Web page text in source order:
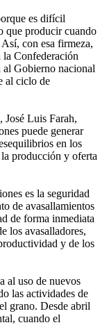
es difícil
que producir cuando
con esa firmeza,
la Confederación
Gobierno nacional
al ciclo de
José Luis Farah,
puede generar
en los
producción y oferta
es la seguridad
de avasallamientos
de forma inmediata
los avasalladores,
y de los
al uso de nuevos
las actividades de
grano. Desde abril
cuando el